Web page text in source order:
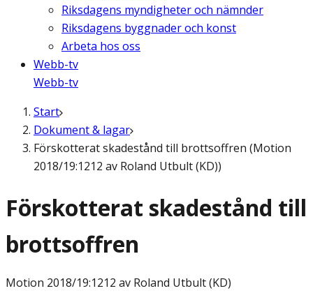
Riksdagens myndigheter och nämnder
Riksdagens byggnader och konst
Arbeta hos oss
Webb-tv
Webb-tv
Start
Dokument & lagar
Förskotterat skadestånd till brottsoffren (Motion
2018/19:1212 av Roland Utbult (KD))
Förskotterat skadestånd till
brottsoffren
Motion 2018/19:1212 av Roland Utbult (KD)